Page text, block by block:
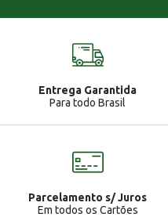
Entrega Garantida
Para todo Brasil
Parcelamento s/ Juros
Em todos os Cartões
Você tem uma
Ga Atendimento
Gabrielle